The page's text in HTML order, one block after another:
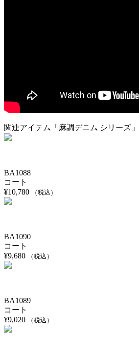
関連アイテム「麻調デニム シリーズ」
BA1088
コート
¥10,780 （税込）
BA1090
コート
¥9,680 （税込）
BA1089
コート
¥9,020 （税込）